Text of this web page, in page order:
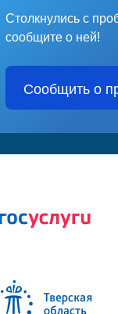
Столкнулись с
сообщите о ней!
Сообщить о